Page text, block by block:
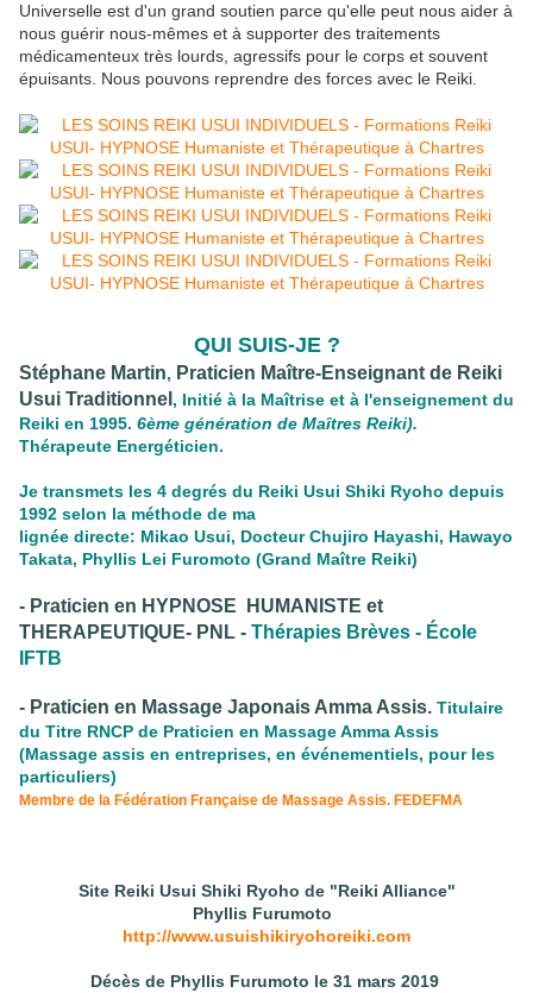
Universelle est d'un grand soutien parce qu'elle peut nous aider à
nous guérir nous-mêmes et à supporter des traitements
médicamenteux très lourds, agressifs pour le corps et souvent
épuisants. Nous pouvons reprendre des forces avec le Reiki.
QUI SUIS-JE ?
Stéphane Martin, Praticien Maître-Enseignant de Reiki
Usui Traditionnel , Initié à la Maîtrise et à l'enseignement du
Reiki en 1995. 6ème génération de Maîtres Reiki).
Thérapeute Energéticien.
Je transmets les 4 degrés du Reiki Usui Shiki Ryoho depuis
1992 selon la méthode de ma
lignée directe: Mikao Usui, Docteur Chujiro Hayashi, Hawayo
Takata, Phyllis Lei Furomoto (Grand Maître Reiki)
- Praticien en HYPNOSE HUMANISTE et
THERAPEUTIQUE- PNL - Thérapies Brèves - École
IFTB
- Praticien en Massage Japonais Amma Assis. Titulaire
du Titre RNCP de Praticien en Massage Amma Assis
(Massage assis en entreprises, en événementiels, pour les
particuliers)
Membre de la Fédération Française de Massage Assis. FEDEFMA
Site Reiki Usui Shiki Ryoho de "Reiki Alliance"
Phyllis Furumoto
http://www.usuishikiryohoreiki.com
Décès de Phyllis Furumoto le 31 mars 2019